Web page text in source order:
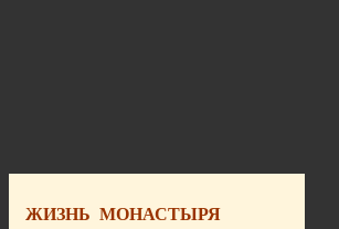
ЖИЗНЬ МОНАСТЫРЯ